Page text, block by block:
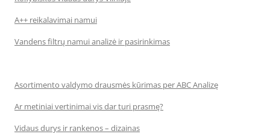
A++ reikalavimai namui
Vandens filtrų namui analizė ir pasirinkimas
Asortimento valdymo drausmės kūrimas per ABC Analizę
Ar metiniai vertinimai vis dar turi prasmę?
Vidaus durys ir rankenos – dizainas